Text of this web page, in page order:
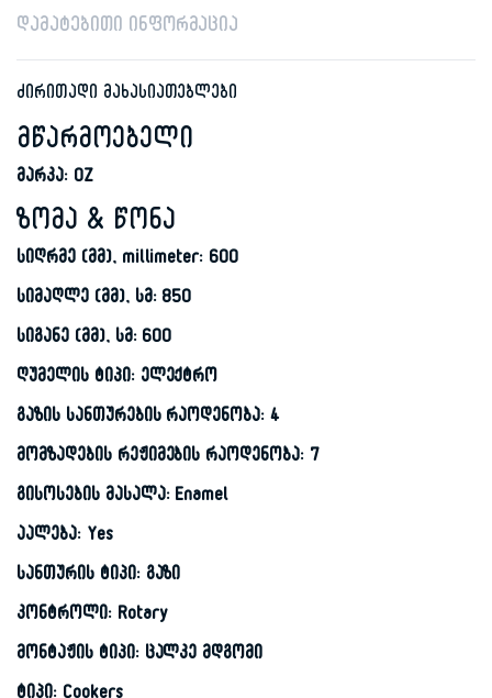
დამატებითი ინფორმაცია
ძირითადი მახასიათებლები
მწარმოებელი
მარკა: OZ
ზომა & წონა
სიღრმე (მმ), millimeter: 600
სიმაღლე (მმ), სმ: 850
სიგანე (მმ), სმ: 600
ღუმელის ტიპი: ელექტრო
გაზის სანთურების რაოდენობა: 4
მომზადების რეჟიმების რაოდენობა: 7
გისოსების მასალა: Enamel
აალება: Yes
სანთურის ტიპი: გაზი
კონტროლი: Rotary
მონტაჟის ტიპი: ცალკე მდგომი